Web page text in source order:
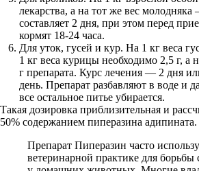
лекарства, а на тот же вес
составляет 2 дня, при этом перед
кормят 18-24 часа.
Для уток, гусей и кур. На 1 кг веса
1 кг веса курицы необходимо 2,5 г, а
г препарата. Курс лечения — 2 дня
день. Препарат разбавляют в воде и
все остальное питье убирается.
Такая дозировка приблизительная и
50% содержанием пиперазина адипината.
Препарат Пиперазин часто
ветеринарной практике для борьбы